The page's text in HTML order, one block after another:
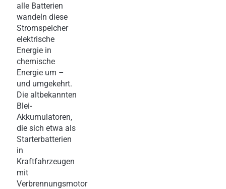
alle Batterien
wandeln diese
Stromspeicher
elektrische
Energie in
chemische
Energie um –
und umgekehrt.
Die altbekannten
Blei-
Akkumulatoren,
die sich etwa als
Starterbatterien
in
Kraftfahrzeugen
mit
Verbrennungsmotor